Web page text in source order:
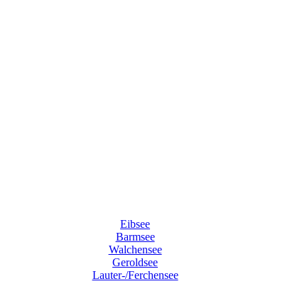
Eibsee
Barmsee
Walchensee
Geroldsee
Lauter-/Ferchensee